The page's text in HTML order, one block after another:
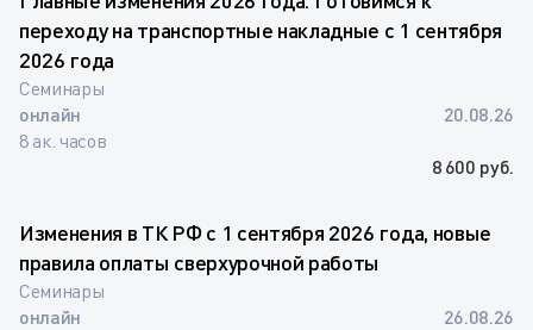
переходу на транспортные накладные с 1 сентября
2026 года
Семинары
онлайн
8 ак. часов
20.08.26
8 600 руб.
Изменения в ТК РФ с 1 сентября 2026 года, новые
правила оплаты сверхурочной работы
Семинары
онлайн 26.08.26